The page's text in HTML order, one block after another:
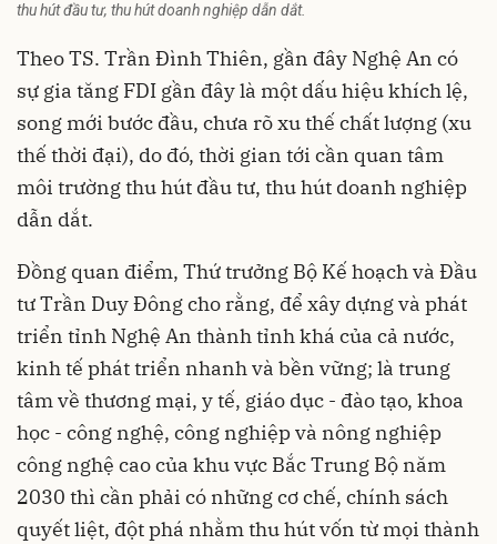
thu hút đầu tư, thu hút doanh nghiệp dẫn dắt.
Theo TS. Trần Đình Thiên, gần đây Nghệ An có
sự gia tăng FDI gần đây là một dấu hiệu khích lệ,
song mới bước đầu, chưa rõ xu thế chất lượng (xu
thế thời đại), do đó, thời gian tới cần quan tâm
môi trường thu hút đầu tư, thu hút doanh nghiệp
dẫn dắt.
Đồng quan điểm, Thứ trưởng Bộ Kế hoạch và Đầu
tư Trần Duy Đông cho rằng, để xây dựng và phát
triển tỉnh Nghệ An thành tỉnh khá của cả nước,
kinh tế phát triển nhanh và bền vững; là trung
tâm về thương mại, y tế, giáo dục - đào tạo, khoa
học - công nghệ, công nghiệp và nông nghiệp
công nghệ cao của khu vực Bắc Trung Bộ năm
2030 thì cần phải có những cơ chế, chính sách
quyết liệt, đột phá nhằm thu hút vốn từ mọi thành